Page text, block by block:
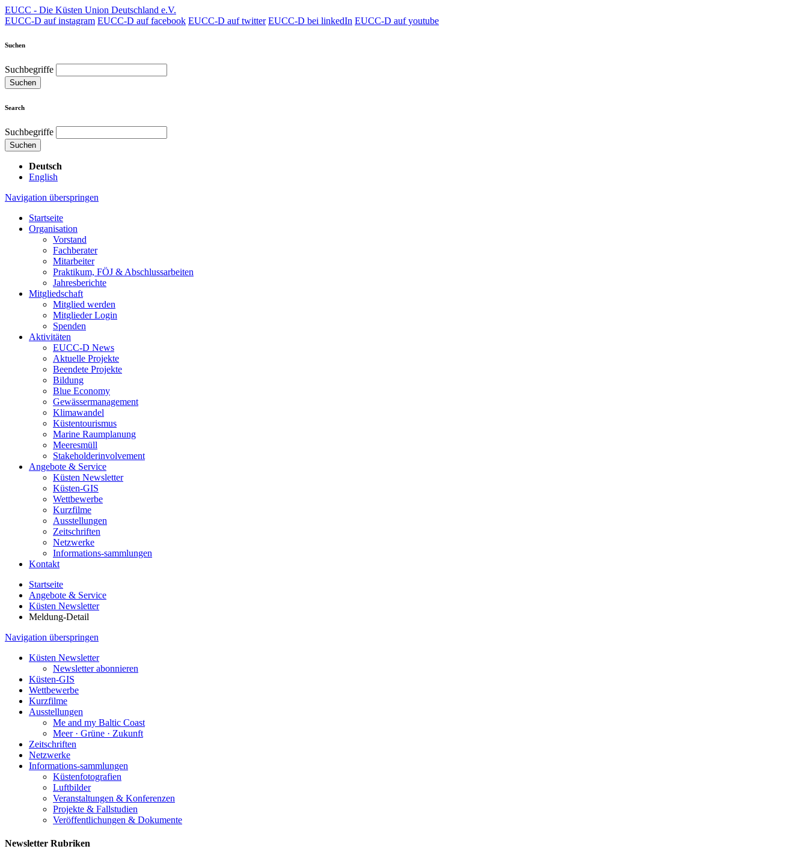
EUCC - Die Küsten Union Deutschland e.V.
EUCC-D auf instagram EUCC-D auf facebook EUCC-D auf twitter EUCC-D bei linkedIn EUCC-D auf youtube
Suchen
Suchbegriffe
Suchen
Search
Suchbegriffe
Suchen
Deutsch
English
Navigation überspringen
Startseite
Organisation
Vorstand
Fachberater
Mitarbeiter
Praktikum, FÖJ & Abschlussarbeiten
Jahresberichte
Mitgliedschaft
Mitglied werden
Mitglieder Login
Spenden
Aktivitäten
EUCC-D News
Aktuelle Projekte
Beendete Projekte
Bildung
Blue Economy
Gewässermanagement
Klimawandel
Küstentourismus
Marine Raumplanung
Meeresmüll
Stakeholderinvolvement
Angebote & Service
Küsten Newsletter
Küsten-GIS
Wettbewerbe
Kurzfilme
Ausstellungen
Zeitschriften
Netzwerke
Informations-sammlungen
Kontakt
Startseite
Angebote & Service
Küsten Newsletter
Meldung-Detail
Navigation überspringen
Küsten Newsletter
Newsletter abonnieren
Küsten-GIS
Wettbewerbe
Kurzfilme
Ausstellungen
Me and my Baltic Coast
Meer · Grüne · Zukunft
Zeitschriften
Netzwerke
Informations-sammlungen
Küstenfotografien
Luftbilder
Veranstaltungen & Konferenzen
Projekte & Fallstudien
Veröffentlichungen & Dokumente
Newsletter Rubriken